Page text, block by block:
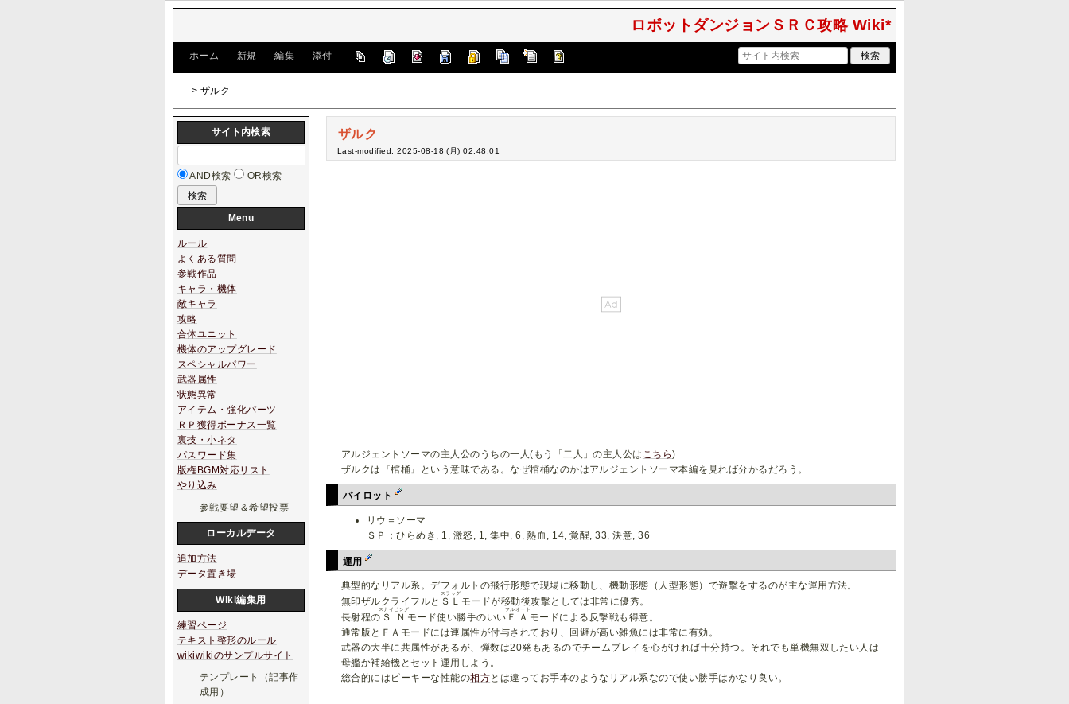
ロボットダンジョンＳＲＣ攻略 Wiki*
ホーム 新規 編集 添付
> ザルク
ザルク
Last-modified: 2025-08-18 (月) 02:48:01
アルジェントソーマの主人公のうちの一人(もう「二人」の主人公は こちら)
ザルクは『棺桶』という意味である。なぜ棺桶なのかはアルジェントソーマ本編を見れば分かるだろう。
パイロット
リウ＝ソーマ
ＳＰ：ひらめき, 1, 激怒, 1, 集中, 6, 熱血, 14, 覚醒, 33, 決意, 36
運用
典型的なリアル系。デフォルトの飛行形態で現場に移動し、機動形態（人型形態）で遊撃をするのが主な運用方法。
無印ザルクライフルと ＳＬ
スラッグ
モードが移動後攻撃としては非常に優秀。
長射程の ＳＮ
スナイピング
モード使い勝手のいい ＦＡ
フルオート
モードによる反撃戦も得意。
通常版とＦＡモードには連属性が付与されており、回避が高い雑魚には非常に有効。
武器の大半に共属性があるが、弾数は20発もあるのでチームプレイを心がければ十分持つ。それでも単機無双したい人は
母艦か補給機とセット運用しよう。
総合的にはピーキーな性能の相方とは違ってお手本のようなリアル系なので使い勝手はかなり良い。
サイト内検索
AND検索 OR検索
Menu
ルール
よくある質問
参戦作品
キャラ・機体
敵キャラ
攻略
合体ユニット
機体のアップグレード
スペシャルパワー
武器属性
状態異常
アイテム・強化パーツ
ＲＰ獲得ボーナス一覧
裏技・小ネタ
パスワード集
版権BGM対応リスト
やり込み
参戦要望＆希望投票
ローカルデータ
追加方法
データ置き場
Wiki編集用
練習ページ
テキスト整形のルール
wikiwikiのサンプルサイト
テンプレート（記事作
成用）